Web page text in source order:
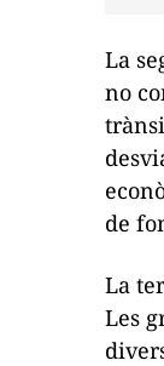
La
no
de
La
Les